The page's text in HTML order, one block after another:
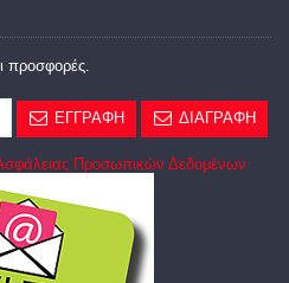
προσφορές.
ΕΓΓΡΑΦΗ ΔΙΑΓΡΑΦΗ
Ασφάλειας Προσωπικών Δεδομένων